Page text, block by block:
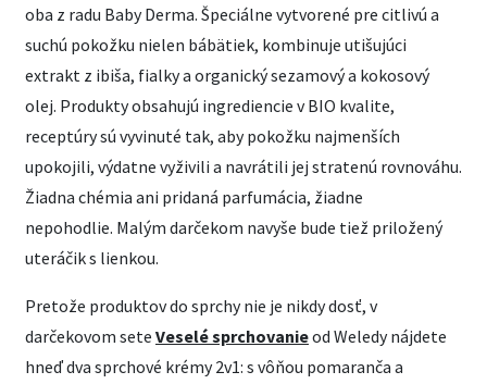
oba z radu Baby Derma. Špeciálne vytvorené pre citlivú a
suchú pokožku nielen bábätiek, kombinuje utišujúci
extrakt z ibiša, fialky a organický sezamový a kokosový
olej. Produkty obsahujú ingrediencie v BIO kvalite,
receptúry sú vyvinuté tak, aby pokožku najmenších
upokojili, výdatne vyživili a navrátili jej stratenú rovnováhu.
Žiadna chémia ani pridaná parfumácia, žiadne
nepohodlie. Malým darčekom navyše bude tiež priložený
uteráčik s lienkou.
Pretože produktov do sprchy nie je nikdy dosť, v
darčekovom sete Veselé sprchovanieod Weledy nájdete
hneď dva sprchové krémy 2v1: s vôňou pomaranča a